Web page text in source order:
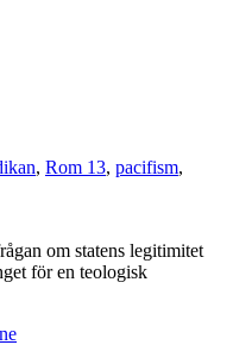
, Rom 13, pacifism,
om statens legitimitet
för en teologisk